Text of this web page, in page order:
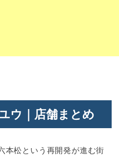
ウ｜店舗まとめ
本松という再開発が進む街